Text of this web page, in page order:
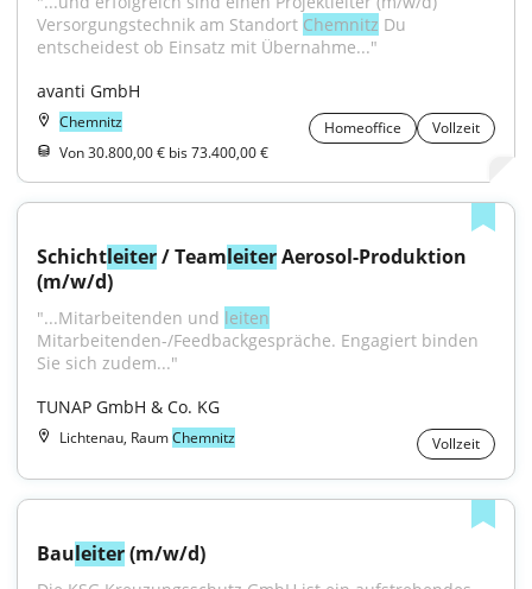
Versorgungstechnik am Standort Chemnitz Du
entscheidest ob Einsatz mit Übernahme..."
avanti GmbH
Chemnitz Homeoffice
Vollzeit
Von 30.800,00 € bis 73.400,00 €
Schichtleiter / Teamleiter Aerosol-Produktion
(m/w/d)
"...Mitarbeitenden und leiten
Mitarbeitenden-/Feedbackgespräche. Engagiert binden
Sie sich zudem..."
TUNAP GmbH & Co. KG
Lichtenau, RaumChemnitz Vollzeit
Bauleiter (m/w/d)